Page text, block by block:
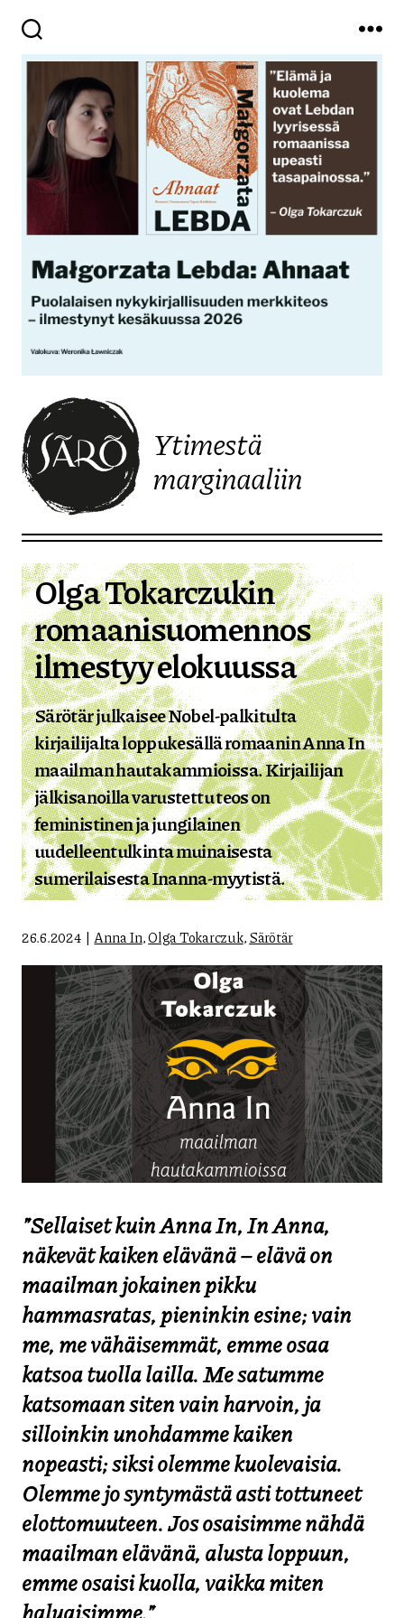
Ytimestä
marginaaliin
Olga Tokarczukin
romaanisuomennos
ilmestyy elokuussa
Särötär julkaisee Nobel-palkitulta
kirjailijalta loppukesällä romaanin Anna In
maailman hautakammioissa. Kirjailijan
jälkisanoilla varustettu teos on
feministinen ja jungilainen
uudelleentulkinta muinaisesta
sumerilaisesta Inanna-myytistä.
26.6.2024 Anna In,Olga Tokarczuk,Särötär
”Sellaiset kuin Anna In, In Anna,
näkevät kaiken elävänä – elävä on
maailman jokainen pikku
hammasratas, pieninkin esine; vain
me, me vähäisemmät, emme osaa
katsoa tuolla lailla. Me satumme
katsomaan siten vain harvoin, ja
silloinkin unohdamme kaiken
nopeasti; siksi olemme kuolevaisia.
Olemme jo syntymästä asti tottuneet
elottomuuteen. Jos osaisimme nähdä
maailman elävänä, alusta loppuun,
emme osaisi kuolla, vaikka miten
haluaisimme.”